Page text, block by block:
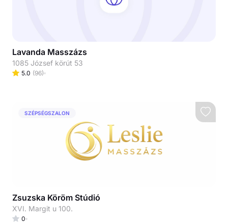
Lavanda Masszázs
1085 József körút 53
5.0 (96)
SZÉPSÉGSZALON
Zsuzska Köröm Stúdió
XVI. Margit u 100.
0